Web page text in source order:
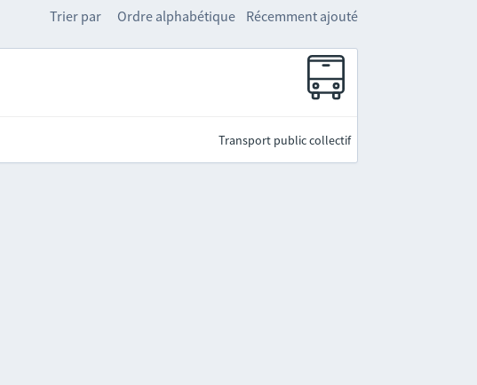
Trier par Ordre alphabétique Récemment ajouté
Transport public collectif